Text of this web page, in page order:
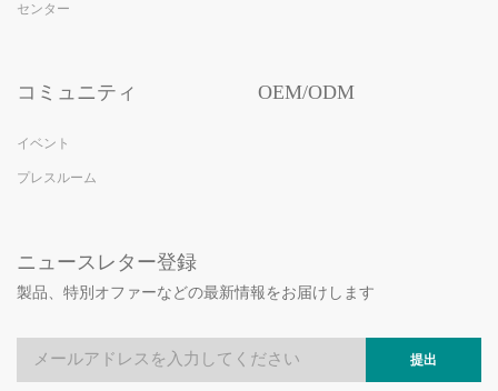
センター
コミュニティ
イベント
プレスルーム
OEM/ODM
ニュースレター登録
製品、特別オファーなどの最新情報をお届けします
提出